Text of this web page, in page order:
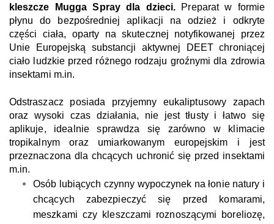
kleszcze Mugga Spray dla dzieci. Preparat w formie
płynu do bezpośredniej aplikacji na odzież i odkryte
części ciała, oparty na skutecznej notyfikowanej przez
Unie Europejską substancji aktywnej DEET chroniącej
ciało ludzkie przed różnego rodzaju groźnymi dla zdrowia
insektami m.in.
Odstraszacz posiada przyjemny eukaliptusowy zapach
oraz wysoki czas działania, nie jest tłusty i łatwo się
aplikuje, idealnie sprawdza się zarówno w klimacie
tropikalnym oraz umiarkowanym europejskim i jest
przeznaczona dla chcących uchronić się przed insektami
m.in.
Osób lubiących czynny wypoczynek na łonie natury i
chcących zabezpieczyć się przed komarami,
meszkami czy kleszczami roznoszącymi boreliozę,